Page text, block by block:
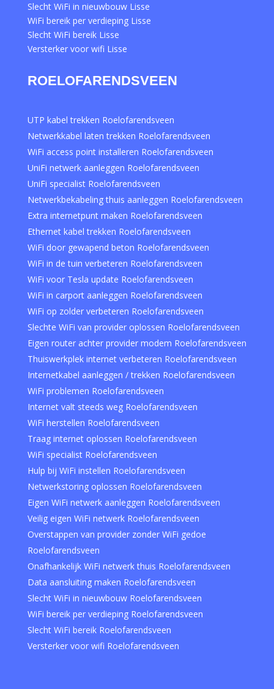
Slecht WiFi in nieuwbouw Lisse
WiFi bereik per verdieping Lisse
Slecht WiFi bereik Lisse
Versterker voor wifi Lisse
ROELOFARENDSVEEN
UTP kabel trekken Roelofarendsveen
Netwerkkabel laten trekken Roelofarendsveen
WiFi access point installeren Roelofarendsveen
UniFi netwerk aanleggen Roelofarendsveen
UniFi specialist Roelofarendsveen
Netwerkbekabeling thuis aanleggen Roelofarendsveen
Extra internetpunt maken Roelofarendsveen
Ethernet kabel trekken Roelofarendsveen
WiFi door gewapend beton Roelofarendsveen
WiFi in de tuin verbeteren Roelofarendsveen
WiFi voor Tesla update Roelofarendsveen
WiFi in carport aanleggen Roelofarendsveen
WiFi op zolder verbeteren Roelofarendsveen
Slechte WiFi van provider oplossen Roelofarendsveen
Eigen router achter provider modem Roelofarendsveen
Thuiswerkplek internet verbeteren Roelofarendsveen
Internetkabel aanleggen / trekken Roelofarendsveen
WiFi problemen Roelofarendsveen
Internet valt steeds weg Roelofarendsveen
WiFi herstellen Roelofarendsveen
Traag internet oplossen Roelofarendsveen
WiFi specialist Roelofarendsveen
Hulp bij WiFi instellen Roelofarendsveen
Netwerkstoring oplossen Roelofarendsveen
Eigen WiFi netwerk aanleggen Roelofarendsveen
Veilig eigen WiFi netwerk Roelofarendsveen
Overstappen van provider zonder WiFi gedoe
Roelofarendsveen
Onafhankelijk WiFi netwerk thuis Roelofarendsveen
Data aansluiting maken Roelofarendsveen
Slecht WiFi in nieuwbouw Roelofarendsveen
WiFi bereik per verdieping Roelofarendsveen
Slecht WiFi bereik Roelofarendsveen
Versterker voor wifi Roelofarendsveen